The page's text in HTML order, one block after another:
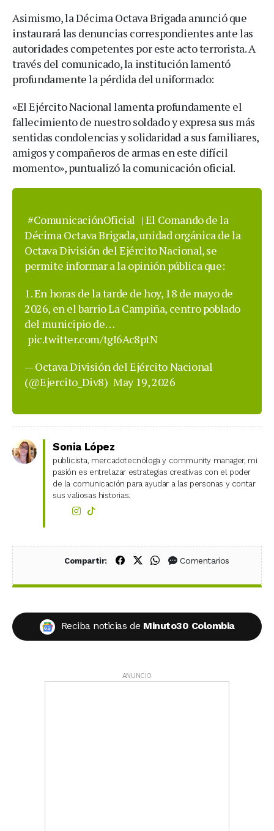
Asimismo, la Décima Octava Brigada anunció que
instaurará las denuncias correspondientes ante las
autoridades competentes por este acto terrorista. A
través del comunicado, la institución lamentó
profundamente la pérdida del uniformado:
«El Ejército Nacional lamenta profundamente el
fallecimiento de nuestro soldado y expresa sus más
sentidas condolencias y solidaridad a sus familiares,
amigos y compañeros de armas en este difícil
momento», puntualizó la comunicación oficial.
#ComunicaciónOficial | El Comando de la
Décima Octava Brigada, unidad orgánica de la
Octava División del Ejército Nacional, se
permite informar a la opinión pública que:
1. En horas de la tarde de hoy, 18 de mayo de
2026, en el barrio La Campiña, centro poblado
del municipio de…
pic.twitter.com/tgI6Ac8ptN
— Octava División del Ejército Nacional
(@Ejercito_Div8) May 19, 2026
Sonia López
publicista, mercadotecnóloga y community manager, mi
pasión es entrelazar estrategias creativas con el poder
de la comunicación para ayudar a las personas y contar
sus valiosas historias.
Compartir: Compartir en Facebook
Compartir en X (Twitter)
Compartir en WhatsApp
Comentarios
Reciba noticias de Minuto30 Colombia
ANUNCIO